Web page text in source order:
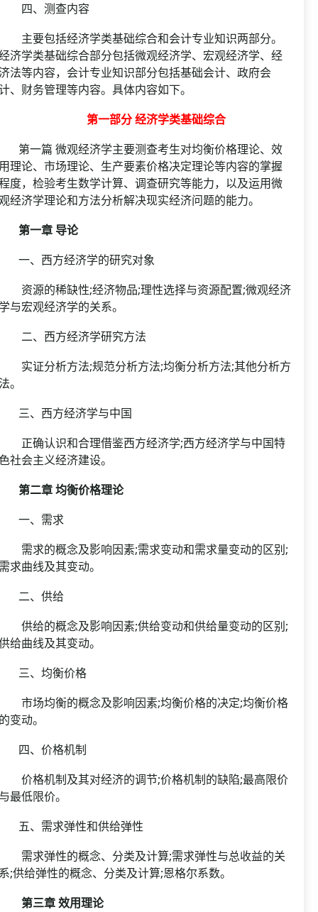
、测查内容
要包括经济学类基础综合和会计专业知识两部分。
济学类基础综合部分包括微观经济学、宏观经济学、经
法等内容，会计专业知识部分包括基础会计、政府会
、财务管理等内容。具体内容如下。
第一部分 经济学类基础综合
一篇 微观经济学主要测查考生对均衡价格理论、效
理论、市场理论、生产要素价格决定理论等内容的掌握
度，检验考生数学计算、调查研究等能力，以及运用微
经济学理论和方法分析解决现实经济问题的能力。
第一章 导论
、西方经济学的研究对象
源的稀缺性;经济物品;理性选择与资源配置;微观经济
与宏观经济学的关系。
、西方经济学研究方法
证分析方法;规范分析方法;均衡分析方法;其他分析方
。
、西方经济学与中国
确认识和合理借鉴西方经济学;西方经济学与中国特
社会主义经济建设。
第二章 均衡价格理论
、需求
求的概念及影响因素;需求变动和需求量变动的区别;
求曲线及其变动。
、供给
给的概念及影响因素;供给变动和供给量变动的区别;
给曲线及其变动。
、均衡价格
场均衡的概念及影响因素;均衡价格的决定;均衡价格
变动。
、价格机制
格机制及其对经济的调节;价格机制的缺陷;最高限价
最低限价。
、需求弹性和供给弹性
求弹性的概念、分类及计算;需求弹性与总收益的关
;供给弹性的概念、分类及计算;恩格尔系数。
第三章 效用理论